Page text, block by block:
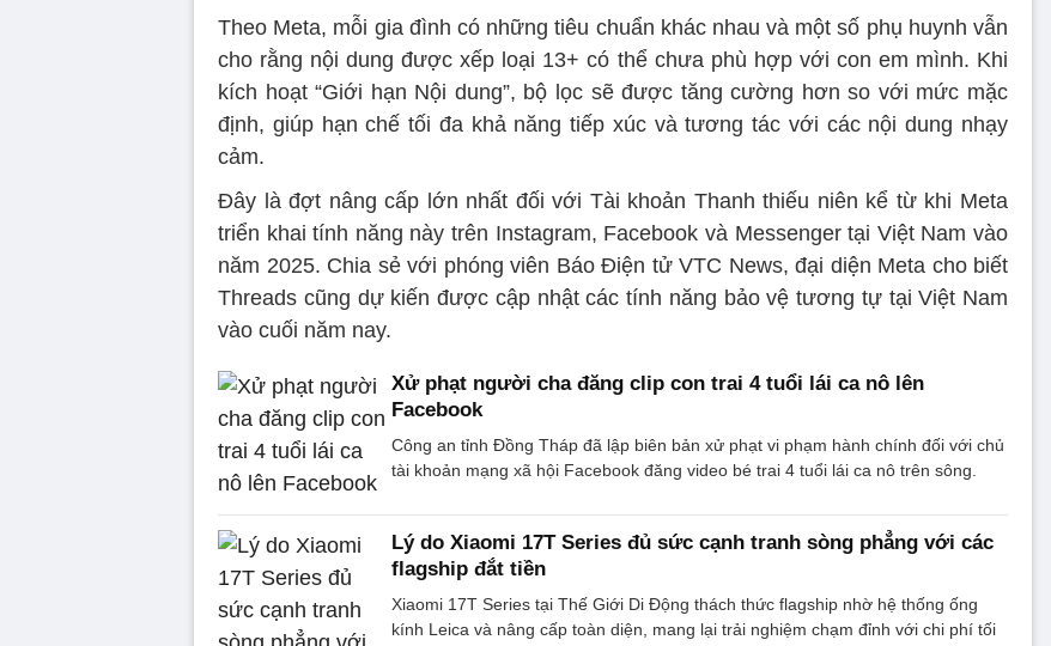
Theo Meta, mỗi gia đình có những tiêu chuẩn khác nhau và một số phụ huynh vẫn
cho rằng nội dung được xếp loại 13+ có thể chưa phù hợp với con em mình. Khi
kích hoạt “Giới hạn Nội dung”, bộ lọc sẽ được tăng cường hơn so với mức mặc
định, giúp hạn chế tối đa khả năng tiếp xúc và tương tác với các nội dung nhạy
cảm.
Đây là đợt nâng cấp lớn nhất đối với Tài khoản Thanh thiếu niên kể từ khi Meta
triển khai tính năng này trên Instagram, Facebook và Messenger tại Việt Nam vào
năm 2025. Chia sẻ với phóng viên Báo Điện tử VTC News, đại diện Meta cho biết
Threads cũng dự kiến được cập nhật các tính năng bảo vệ tương tự tại Việt Nam
vào cuối năm nay.
Xử phạt người cha đăng clip con trai 4 tuổi lái ca nô lên
Facebook
Công an tỉnh Đồng Tháp đã lập biên bản xử phạt vi phạm hành chính đối với chủ
tài khoản mạng xã hội Facebook đăng video bé trai 4 tuổi lái ca nô trên sông.
Lý do Xiaomi 17T Series đủ sức cạnh tranh sòng phẳng với các
flagship đắt tiền
Xiaomi 17T Series tại Thế Giới Di Động thách thức flagship nhờ hệ thống ống
kính Leica và nâng cấp toàn diện, mang lại trải nghiệm chạm đỉnh với chi phí tối